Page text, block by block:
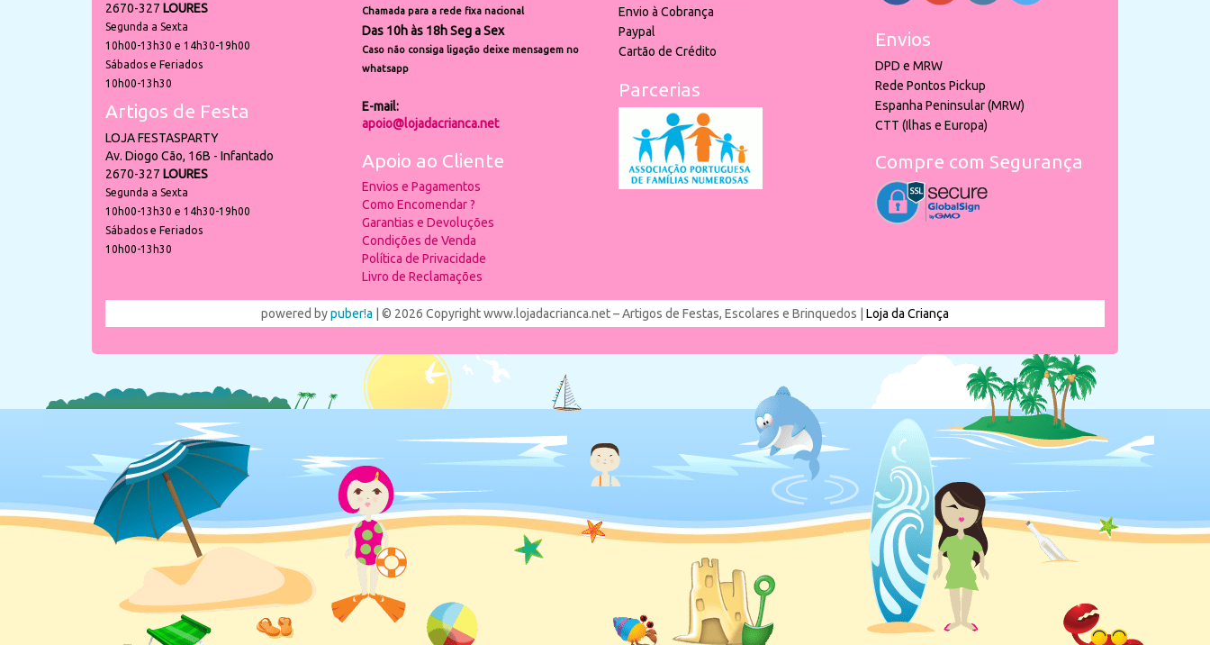
2670-327 LOURES
Segunda a Sexta
10h00-13h30 e 14h30-19h00
Sábados e Feriados
10h00-13h30
Artigos de Festa
LOJA FESTASPARTY
Av. Diogo Cão, 16B - Infantado
2670-327 LOURES
Segunda a Sexta
10h00-13h30 e 14h30-19h00
Sábados e Feriados
10h00-13h30
Chamada para a rede fixa nacional
Das 10h às 18h Seg a Sex
Caso não consiga ligação deixe mensagem no
whatsapp
E-mail:
apoio@lojadacrianca.net
Apoio ao Cliente
Envios e Pagamentos
Como Encomendar ?
Garantias e Devoluções
Condições de Venda
Política de Privacidade
Livro de Reclamações
Envio à Cobrança
Paypal
Cartão de Crédito
Parcerias
Envios
DPD e MRW
Rede Pontos Pickup
Espanha Peninsular (MRW)
CTT (Ilhas e Europa)
Compre com Segurança
powered bypuber!a | © 2026 Copyright www.lojadacrianca.net – Artigos de Festas, Escolares e Brinquedos | Loja da Criança